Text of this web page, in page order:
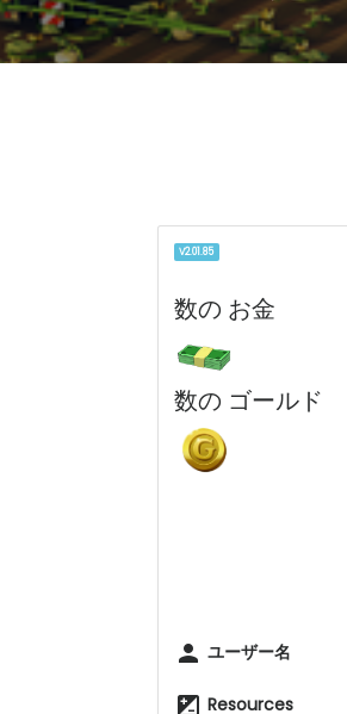
V2.01.85
数の お金
数の ゴールド
person ユーザー名
iso Resources